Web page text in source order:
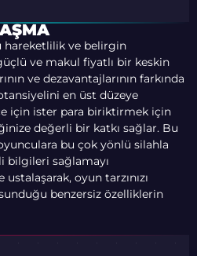
hareketlilik ve belirgin
ve makul fiyatlı bir keskin
ve dezavantajlarının farkında
en üst düzeye
için ister para biriktirmek için
değerli bir katkı sağlar. Bu
bu çok yönlü silahla
bilgileri sağlamayı
oyun tarzınızı
benzersiz özelliklerin